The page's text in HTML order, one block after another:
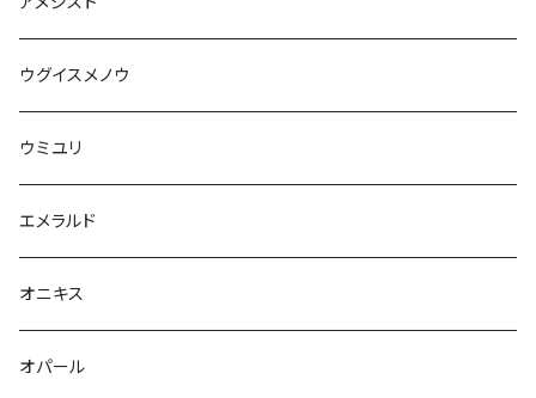
ウグイスメノウ
ウミユリ
エメラルド
オニキス
オパール